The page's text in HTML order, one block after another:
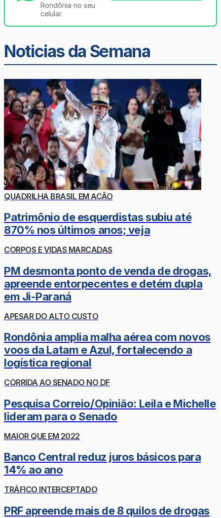
Rondônia no seu
celular.
Noticias da Semana
QUADRILHA BRASIL EM AÇÃO
Patrimônio de esquerdistas subiu até
870% nos últimos anos; veja
CORPOS E VIDAS MARCADAS
PM desmonta ponto de venda de drogas,
apreende entorpecentes e detém dupla
em Ji-Paraná
APESAR DO ALTO CUSTO
Rondônia amplia malha aérea com novos
voos da Latam e Azul, fortalecendo a
logística regional
CORRIDA AO SENADO NO DF
Pesquisa Correio/Opinião: Leila e Michelle
lideram para o Senado
MAIOR QUE EM 2022
Banco Central reduz juros básicos para
14% ao ano
TRÁFICO INTERCEPTADO
PRF apreende mais de 8 quilos de drogas